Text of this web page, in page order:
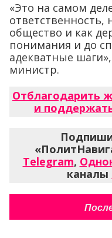
«Это на самом
общество и как
понимания и до
адекватные
министр.
Отблагодарить
и
Telegram,
каналы